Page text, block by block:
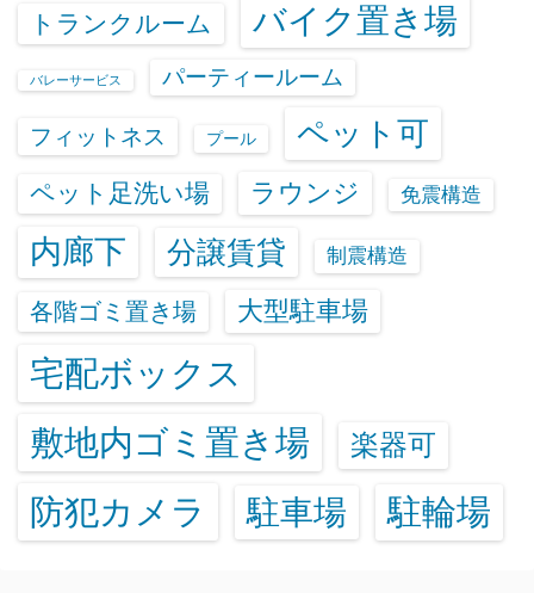
トランクルーム バイク置き場
バレーサービス パーティールーム
フィットネス プール ペット可
ペット足洗い場 ラウンジ 免震構造
内廊下 分譲賃貸 制震構造
各階ゴミ置き場 大型駐車場
宅配ボックス
敷地内ゴミ置き場
楽器可
防犯カメラ 駐車場 駐輪場